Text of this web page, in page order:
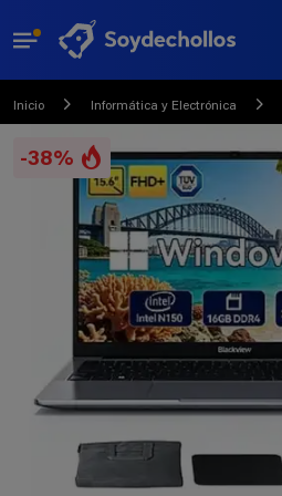
Inicio Informática y Electrónica
-38%